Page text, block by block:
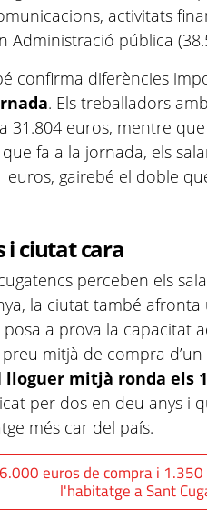
activitats
Administració pública
confirma diferències
. Els treballadors
31.804 euros, mentre
fa a la jornada, els
euros, gairebé el doble
i ciutat cara
perceben els
la ciutat també
a prova la capacitat
mitjà de compra
lloguer mitjà ronda els
per dos en deu anys i
més car del país.
euros de compra i
l'habitatge a Sant